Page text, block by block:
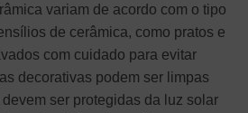
variam de acordo com o tipo
de cerâmica, como pratos e
com cuidado para evitar
decorativas podem ser limpas
ser protegidas da luz solar